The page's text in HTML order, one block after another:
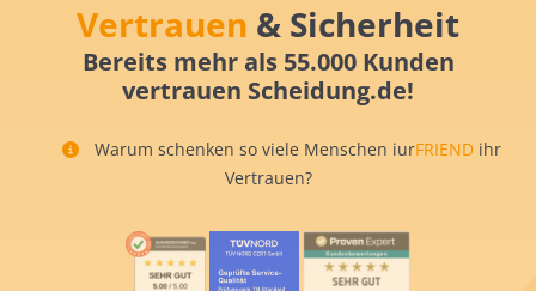
Vertrauen & Sicherheit
Bereits mehr als 55.000 Kunden
vertrauen Scheidung.de!
Warum schenken so viele Menschen iurFRIEND ihr
Vertrauen?